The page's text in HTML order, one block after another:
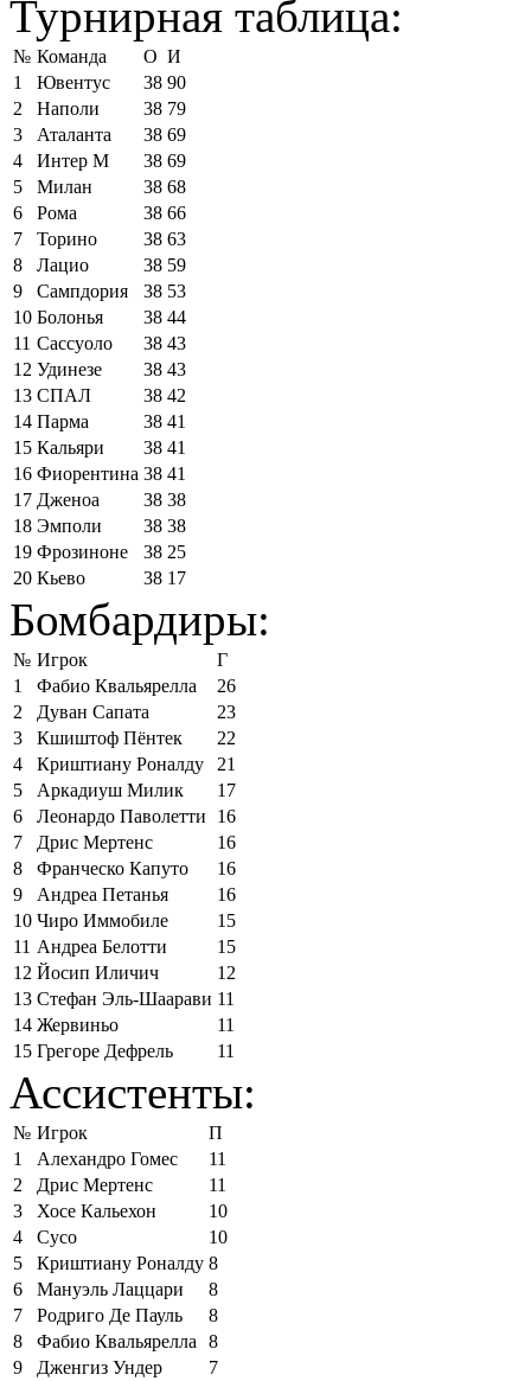
Турнирная таблица:
№ Команда О И
1
Ювентус 38 90
2
Наполи 38 79
3
Аталанта 38 69
4
Интер М 38 69
5
Милан 38 68
6
Рома 38 66
7
Торино 38 63
8
Лацио 38 59
9
Сампдория 38 53
10 Болонья 38 44
11 Сассуоло 38 43
12 Удинезе 38 43
13 СПАЛ 38 42
14 Парма 38 41
15 Кальяри 38 41
16 Фиорентина 38 41
17 Дженоа 38 38
18 Эмполи 38 38
19 Фрозиноне 38 25
20 Кьево 38 17
Бомбардиры:
№ Игрок
Г
1
Фабио Квальярелла
26
2
Дуван Сапата
23
3
Кшиштоф Пёнтек
22
4
Криштиану Роналду
21
5
Аркадиуш Милик
17
6
Леонардо Паволетти
16
7
Дрис Мертенс
16
8
Франческо Капуто
16
9
Андреа Петанья
16
10 Чиро Иммобиле
15
11 Андреа Белотти
15
12 Йосип Иличич
12
13 Стефан Эль-Шаарави 11
14 Жервиньо
11
15 Грегоре Дефрель 11
Ассистенты:
№ Игрок
П
1
Алехандро Гомес
11
2
Дрис Мертенс
11
3
Хосе Кальехон
10
4
Сусо
10
5
Криштиану Роналду 8
6
Мануэль Лаццари
8
7
Родриго Де Пауль
8
8
Фабио Квальярелла
8
9
Дженгиз Ундер
7